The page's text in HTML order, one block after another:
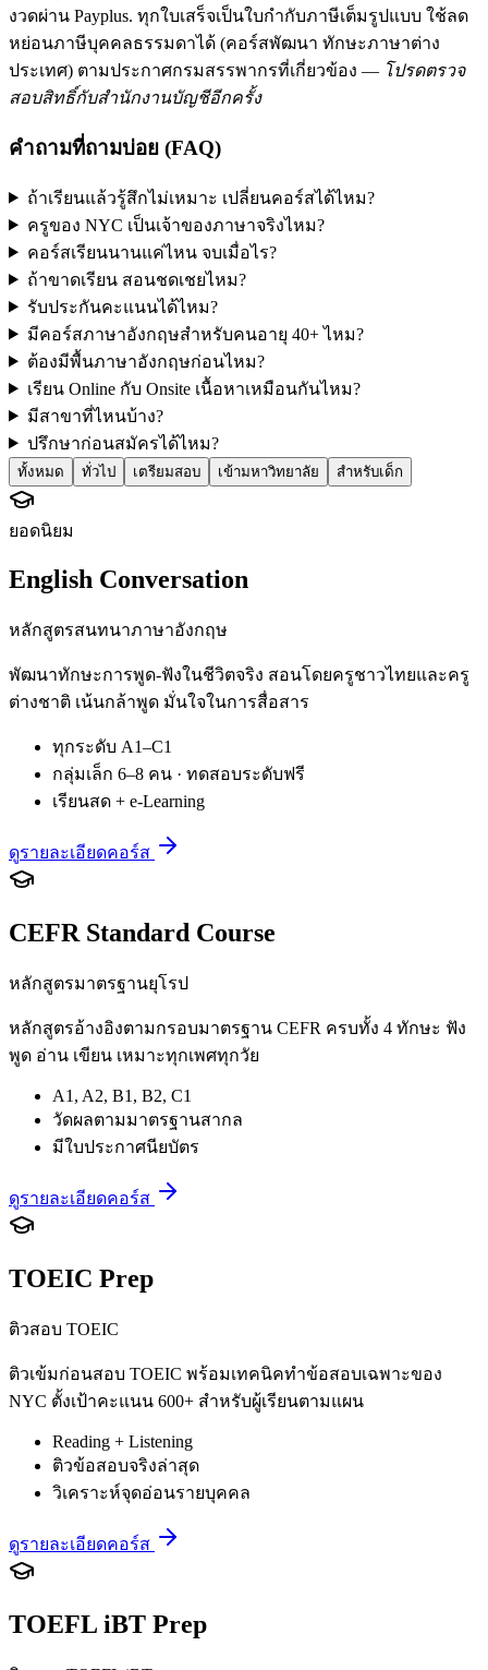
งวดผ่าน Payplus. ทุกใบเสร็จเป็นใบกำกับภาษีเต็มรูปแบบ ใช้ลด
หย่อนภาษีบุคคลธรรมดาได้ (คอร์สพัฒนา ทักษะภาษาต่าง
ประเทศ) ตามประกาศกรมสรรพากรที่เกี่ยวข้อง — โปรดตรวจ
สอบสิทธิ์กับสำนักงานบัญชีอีกครั้ง
คำถามที่ถามบ่อย (FAQ)
ถ้าเรียนแล้วรู้สึกไม่เหมาะ เปลี่ยนคอร์สได้ไหม?
ครูของ NYC เป็นเจ้าของภาษาจริงไหม?
คอร์สเรียนนานแค่ไหน จบเมื่อไร?
ถ้าขาดเรียน สอนชดเชยไหม?
รับประกันคะแนนได้ไหม?
มีคอร์สภาษาอังกฤษสำหรับคนอายุ 40+ ไหม?
ต้องมีพื้นภาษาอังกฤษก่อนไหม?
เรียน Online กับ Onsite เนื้อหาเหมือนกันไหม?
มีสาขาที่ไหนบ้าง?
ปรึกษาก่อนสมัครได้ไหม?
ทั้งหมด ทั่วไป เตรียมสอบ เข้ามหาวิทยาลัย สำหรับเด็ก
ยอดนิยม
English Conversation
หลักสูตรสนทนาภาษาอังกฤษ
พัฒนาทักษะการพูด-ฟังในชีวิตจริง สอนโดยครูชาวไทยและครู
ต่างชาติ เน้นกล้าพูด มั่นใจในการสื่อสาร
ทุกระดับ A1–C1
กลุ่มเล็ก 6–8 คน · ทดสอบระดับฟรี
เรียนสด + e-Learning
ดูรายละเอียดคอร์ส
CEFR Standard Course
หลักสูตรมาตรฐานยุโรป
หลักสูตรอ้างอิงตามกรอบมาตรฐาน CEFR ครบทั้ง 4 ทักษะ ฟัง
พูด อ่าน เขียน เหมาะทุกเพศทุกวัย
A1, A2, B1, B2, C1
วัดผลตามมาตรฐานสากล
มีใบประกาศนียบัตร
ดูรายละเอียดคอร์ส
TOEIC Prep
ติวสอบ TOEIC
ติวเข้มก่อนสอบ TOEIC พร้อมเทคนิคทำข้อสอบเฉพาะของ
NYC ตั้งเป้าคะแนน 600+ สำหรับผู้เรียนตามแผน
Reading + Listening
ติวข้อสอบจริงล่าสุด
วิเคราะห์จุดอ่อนรายบุคคล
ดูรายละเอียดคอร์ส
TOEFL iBT Prep